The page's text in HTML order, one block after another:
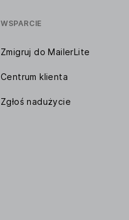
WSPARCIE
Zmigruj do MailerLite
Centrum klienta
Zgłoś nadużycie